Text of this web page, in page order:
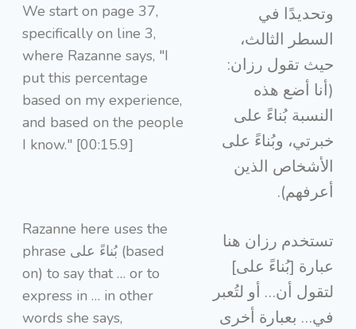
We start on page 37,
specifically on line 3,
where Razanne says, "I
put this percentage
based on my experience,
and based on the people
I know." [00:15.9]
وتحديدًا في
السطر الثالث،
حيث تقول رزان:
(أنا أضع هذه
النسبة بُناءً على
خبرتي، وبُناءً على
الأشخاص الذين
أعرفهم).
Razanne here uses the
phrase بُناءً على (based
on) to say that … or to
express in … in other
words she says,
تستخدم رزان هنا
عبارة [بُناءً على]
لتقول أن… أو لتُعبر
في… بعبارة أخرى